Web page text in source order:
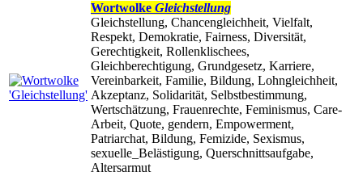
Wortwolke Gleichstellung
Gleichstellung, Chancengleichheit, Vielfalt,
Respekt, Demokratie, Fairness, Diversität,
Gerechtigkeit, Rollenklischees,
Gleichberechtigung, Grundgesetz, Karriere,
Vereinbarkeit, Familie, Bildung, Lohngleichheit,
Akzeptanz, Solidarität, Selbstbestimmung,
Wertschätzung, Frauenrechte, Feminismus, Care-
Arbeit, Quote, gendern, Empowerment,
Patriarchat, Bildung, Femizide, Sexismus,
sexuelle_Belästigung, Querschnittsaufgabe,
Altersarmut